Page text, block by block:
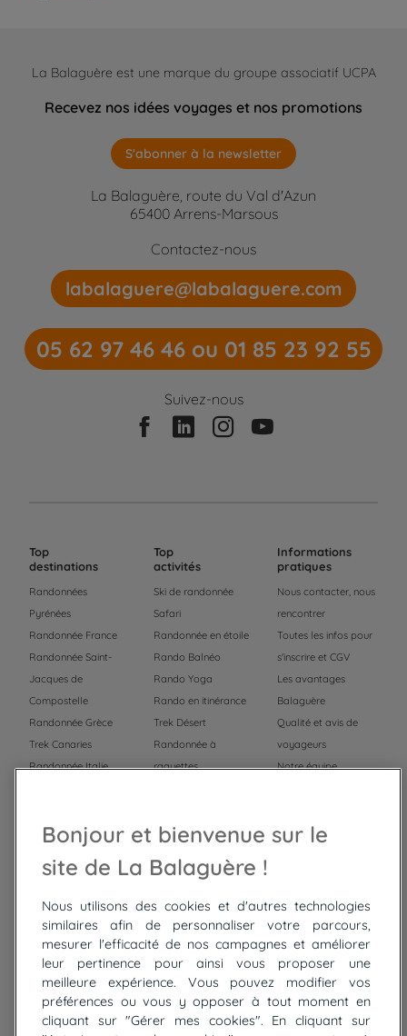
La Balaguère est une marque du groupe associatif UCPA
Recevez nos idées voyages et nos promotions
S'abonner à la newsletter
La Balaguère, route du Val d'Azun
65400 Arrens-Marsous
Contactez-nous
labalaguere@labalaguere.com
05 62 97 46 46 ou 01 85 23 92 55
Suivez-nous
Top
destinations
Randonnées
Pyrénées
Randonnée France
Randonnée Saint-
Jacques de
Compostelle
Randonnée Grèce
Trek Canaries
Randonnée Italie
Trek Mauritanie
Top
activités
Ski de randonnée
Safari
Randonnée en étoile
Rando Balnéo
Rando Yoga
Rando en itinérance
Trek Désert
Randonnée à
raquettes
Trek
Informations
pratiques
Nous contacter, nous
rencontrer
Toutes les infos pour
s'inscrire et CGV
Les avantages
Balaguère
Qualité et avis de
voyageurs
Notre équipe
Top
circuits
Tour du lac de Constance à vélo
Cyclades : Amorgos et Naxos
Randonnée aux Bardenas Reales
De Collioure à Cadaquès à pied
Découverte des trésors de Madère
Bonjour et bienvenue sur le
site de La Balaguère !
Nous utilisons des cookies et d'autres technologies
similaires afin de personnaliser votre parcours,
mesurer l'efficacité de nos campagnes et améliorer
leur pertinence pour ainsi vous proposer une
meilleure expérience. Vous pouvez modifier vos
préférences ou vous y opposer à tout moment en
cliquant sur "Gérer mes cookies". En cliquant sur